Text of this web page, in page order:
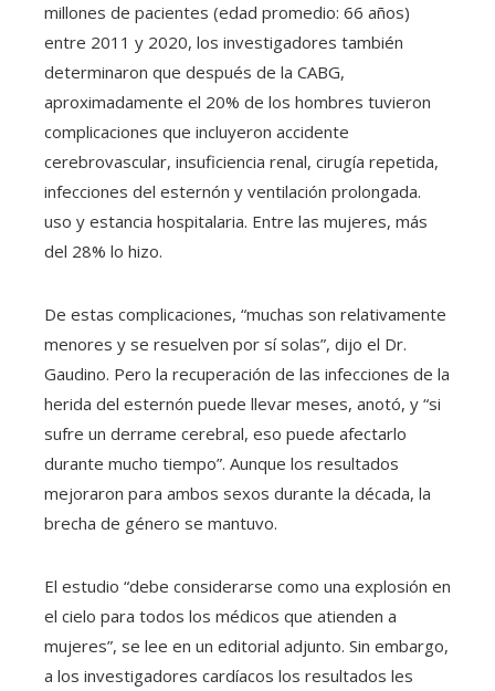
millones de pacientes (edad promedio: 66 años)
entre 2011 y 2020, los investigadores también
determinaron que después de la CABG,
aproximadamente el 20% de los hombres tuvieron
complicaciones que incluyeron accidente
cerebrovascular, insuficiencia renal, cirugía repetida,
infecciones del esternón y ventilación prolongada.
uso y estancia hospitalaria. Entre las mujeres, más
del 28% lo hizo.
De estas complicaciones, “muchas son relativamente
menores y se resuelven por sí solas”, dijo el Dr.
Gaudino. Pero la recuperación de las infecciones de la
herida del esternón puede llevar meses, anotó, y “si
sufre un derrame cerebral, eso puede afectarlo
durante mucho tiempo”. Aunque los resultados
mejoraron para ambos sexos durante la década, la
brecha de género se mantuvo.
El estudio “debe considerarse como una explosión en
el cielo para todos los médicos que atienden a
mujeres”, se lee en un editorial adjunto. Sin embargo,
a los investigadores cardíacos los resultados les